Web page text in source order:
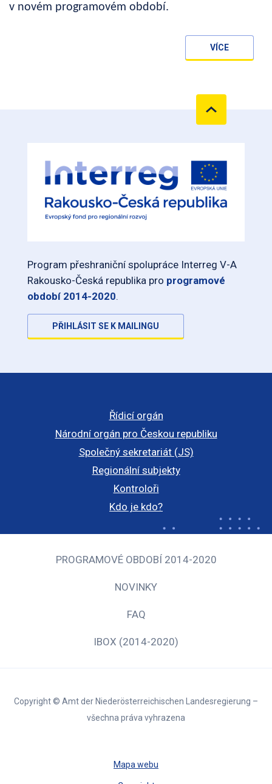
v novém programovém období.
VÍCE
Program přeshraniční spolupráce Interreg V-A
Rakousko-Česká republika pro programové
období 2014-2020.
PŘIHLÁSIT SE K MAILINGU
Řídicí orgán
Národní orgán pro Českou republiku
Společný sekretariát (JS)
Regionální subjekty
Kontroloři
Kdo je kdo?
PROGRAMOVÉ OBDOBÍ 2014-2020
NOVINKY
FAQ
IBOX (2014-2020)
Copyright © Amt der Niederösterreichischen Landesregierung –
všechna práva vyhrazena
Mapa webu